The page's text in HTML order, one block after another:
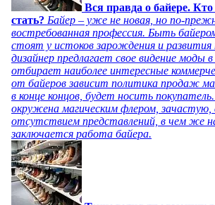
Вся правда о байере.
стать? Байер – уже не новая, но по-
востребованная профессия. Быть
стоят у истоков зарождения и развития
дизайнер предлагает свое видение моды
отбирает наиболее интересные
от байеров зависит политика продаж
в конце концов, будет носить
окружена магическим флером, зачастую,
отсутствием представлений, в чем же
заключается работа байера.